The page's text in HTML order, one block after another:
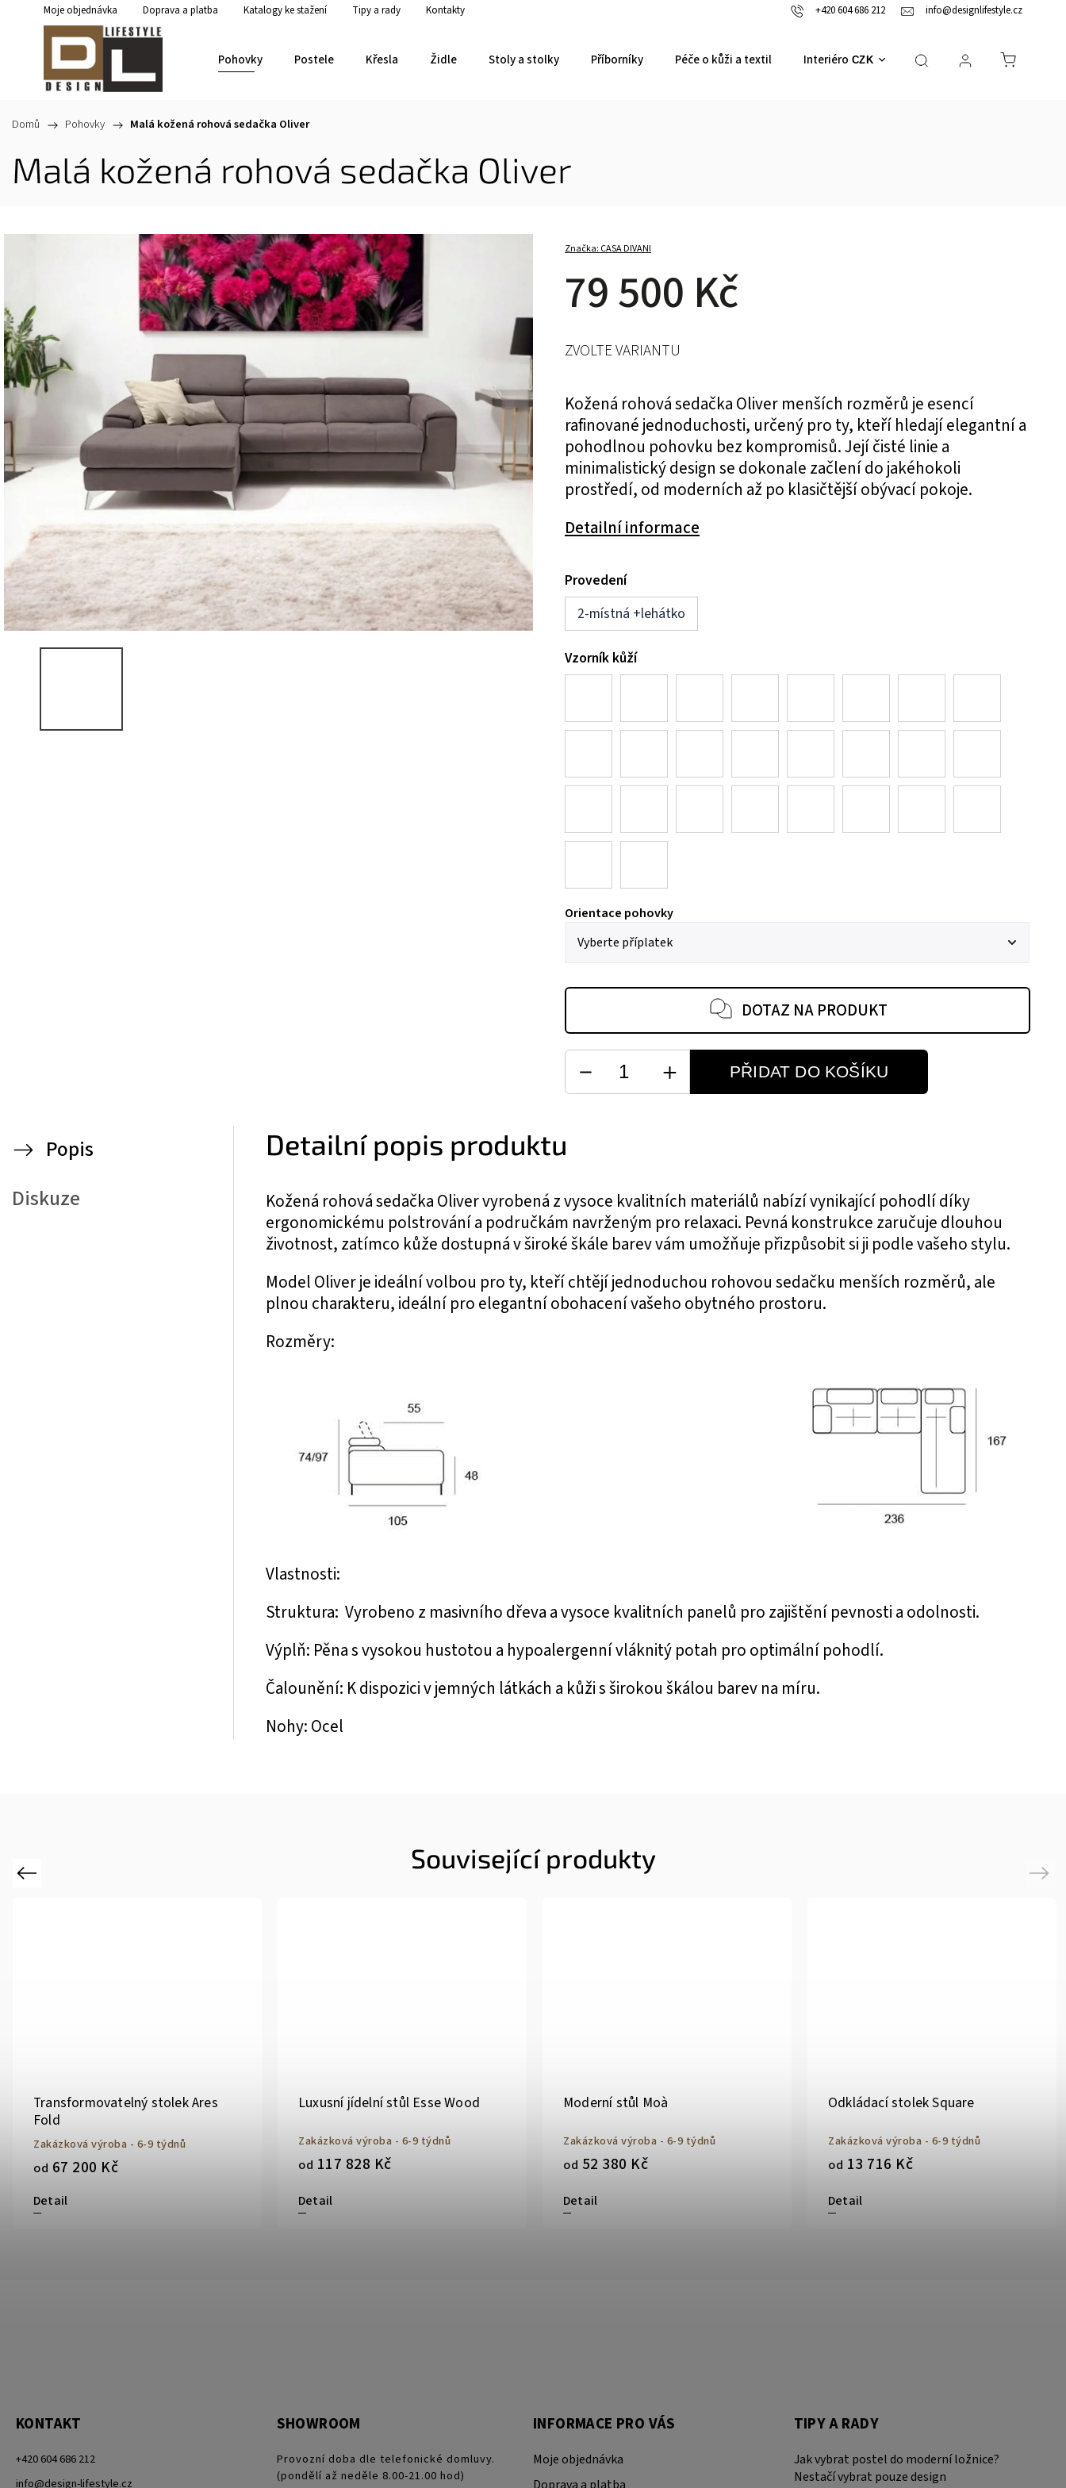
+420 604 686 212 info@designlifestyle.cz
Moje objednávka Doprava a platba Katalogy ke stažení Tipy a rady Kontakty
CZK
Pohovky Postele Křesla Židle Stoly a stolky Příborníky Péče o kůži a textil Interiérové doplňky
Domů / Pohovky / Malá kožená rohová sedačka Oliver
Malá kožená rohová sedačka Oliver
Značka: CASA DIVANI
79 500 Kč
Kožená rohová sedačka Oliver menších rozměrů je esencí
rafinované jednoduchosti, určený pro ty, kteří hledají elegantní a
pohodlnou pohovku bez kompromisů. Její čisté linie a
minimalistický design se dokonale začlení do jakéhokoli
prostředí, od moderních až po klasičtější obývací pokoje.
Detailní informace
Provedení
2-místná +lehátko
Vzorník kůží
Orientace pohovky
ZVOLTE VARIANTU
DOTAZ NA PRODUKT
PŘIDAT DO KOŠÍKU
Popis
Diskuze
Detailní popis produktu
Kožená rohová sedačka Oliver vyrobená z vysoce kvalitních materiálů nabízí vynikající pohodlí díky
ergonomickému polstrování a područkám navrženým pro relaxaci. Pevná konstrukce zaručuje dlouhou
životnost, zatímco kůže dostupná v široké škále barev vám umožňuje přizpůsobit si ji podle vašeho stylu.
Model Oliver je ideální volbou pro ty, kteří chtějí jednoduchou rohovou sedačku menších rozměrů, ale
plnou charakteru, ideální pro elegantní obohacení vašeho obytného prostoru.
Rozměry:
Vlastnosti:
Struktura: Vyrobeno z masivního dřeva a vysoce kvalitních panelů pro zajištění pevnosti a odolnosti.
Výplň: Pěna s vysokou hustotou a hypoalergenní vláknitý potah pro optimální pohodlí.
Čalounění: K dispozici v jemných látkách a kůži s širokou škálou barev na míru.
Nohy: Ocel
Související produkty
Previous
Transformovatelný stolek Ares
Fold
Zakázková výroba - 6-9 týdnů
od 67 200 Kč
Detail
Luxusní jídelní stůl Esse Wood
Zakázková výroba - 6-9 týdnů
od 117 828 Kč
Detail
Moderní stůl Moà
Zakázková výroba - 6-9 týdnů
od 52 380 Kč
Detail
Odkládací stolek Square
Zakázková výroba - 6-9 týdnů
od 13 716 Kč
Detail
Next
KONTAKT
+420 604 686 212
info@design-lifestyle.cz
SHOWROOM
Provozní doba dle telefonické domluvy.
(pondělí až neděle 8.00-21.00 hod)
INFORMACE PRO VÁS
Moje objednávka
Doprava a platba
TIPY A RADY
Jak vybrat postel do moderní ložnice?
Nestačí vybrat pouze design